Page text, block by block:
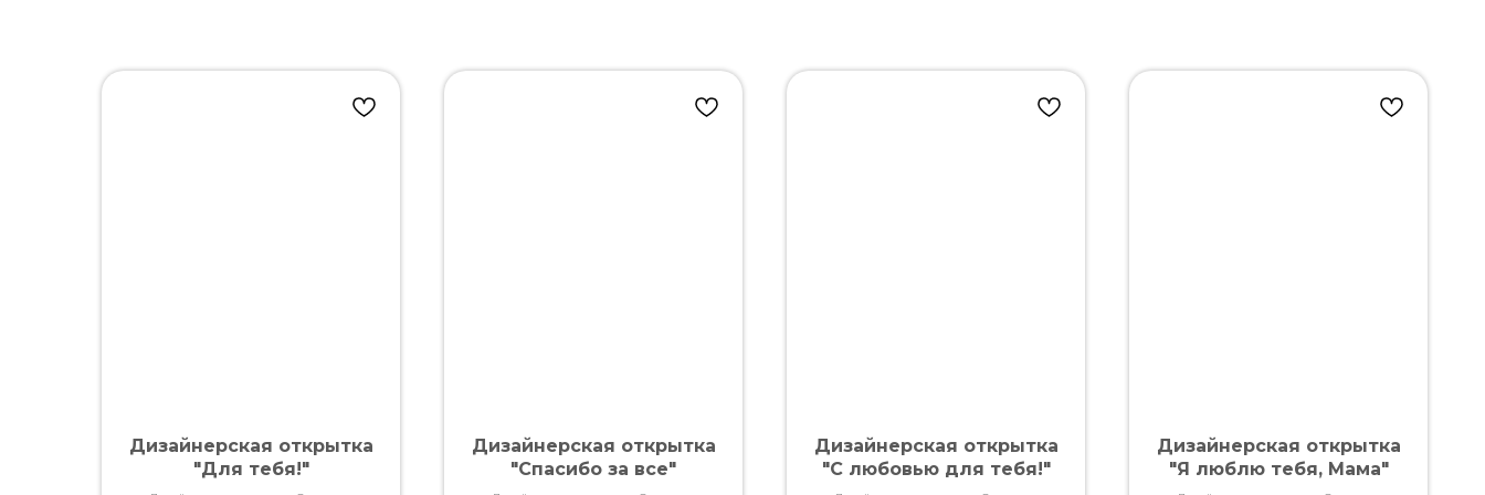
Дизайнерская открытка
"Для тебя!"
Дизайнерская открытка
"Спасибо за все"
Дизайнерская открытка
"С любовью для тебя!"
Дизайнерская открытка
"Я люблю тебя, Мама"